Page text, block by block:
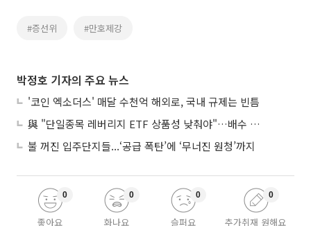
#증선위 #만호제강
박정호 기자의 주요 뉴스
'코인 엑소더스' 매달 수천억 해외로, 국내 규제는 빈틈
與 "단일종목 레버리지 ETF 상품성 낮춰야"…배수 조정안도 거론
불 꺼진 입주단지들...‘공급 폭탄’에 ‘무너진 원청’까지
좋아요
0
화나요
0
슬퍼요
0
추가취재 원해요
0